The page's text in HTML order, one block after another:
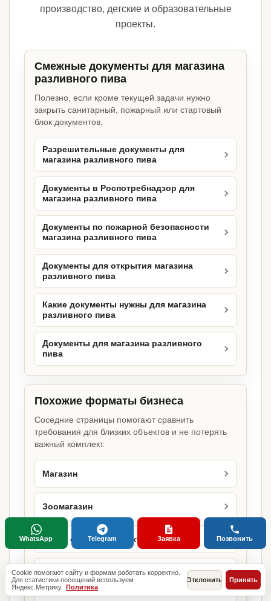
производство, детские и образовательные
проекты.
Смежные документы для магазина
разливного пива
Полезно, если кроме текущей задачи нужно
закрыть санитарный, пожарный или стартовый
блок документов.
Разрешительные документы для
магазина разливного пива
Документы в Роспотребнадзор для
магазина разливного пива
Документы по пожарной безопасности
магазина разливного пива
Документы для открытия магазина
разливного пива
Какие документы нужны для магазина
разливного пива
Документы для магазина разливного
пива
Похожие форматы бизнеса
Соседние страницы помогают сравнить
требования для близких объектов и не потерять
важный комплект.
Магазин
Зоомагазин
Киоск овощей и фруктов
Кондитерская
Cookie помогают сайту и формам работать корректно.
Для статистики посещений используем
Яндекс.Метрику. Политика
Отклонить Принять
WhatsApp Telegram Заявка Позвонить